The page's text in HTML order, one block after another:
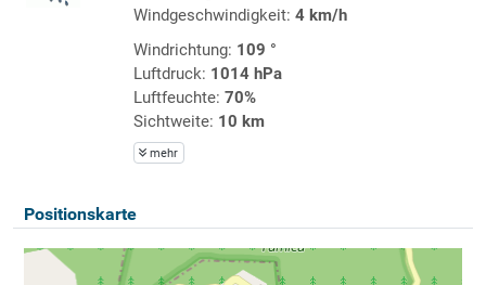
Windgeschwindigkeit: 4 km/h
Windrichtung: 109 °
Luftdruck: 1014 hPa
Luftfeuchte: 70%
Sichtweite: 10 km
mehr
Positionskarte